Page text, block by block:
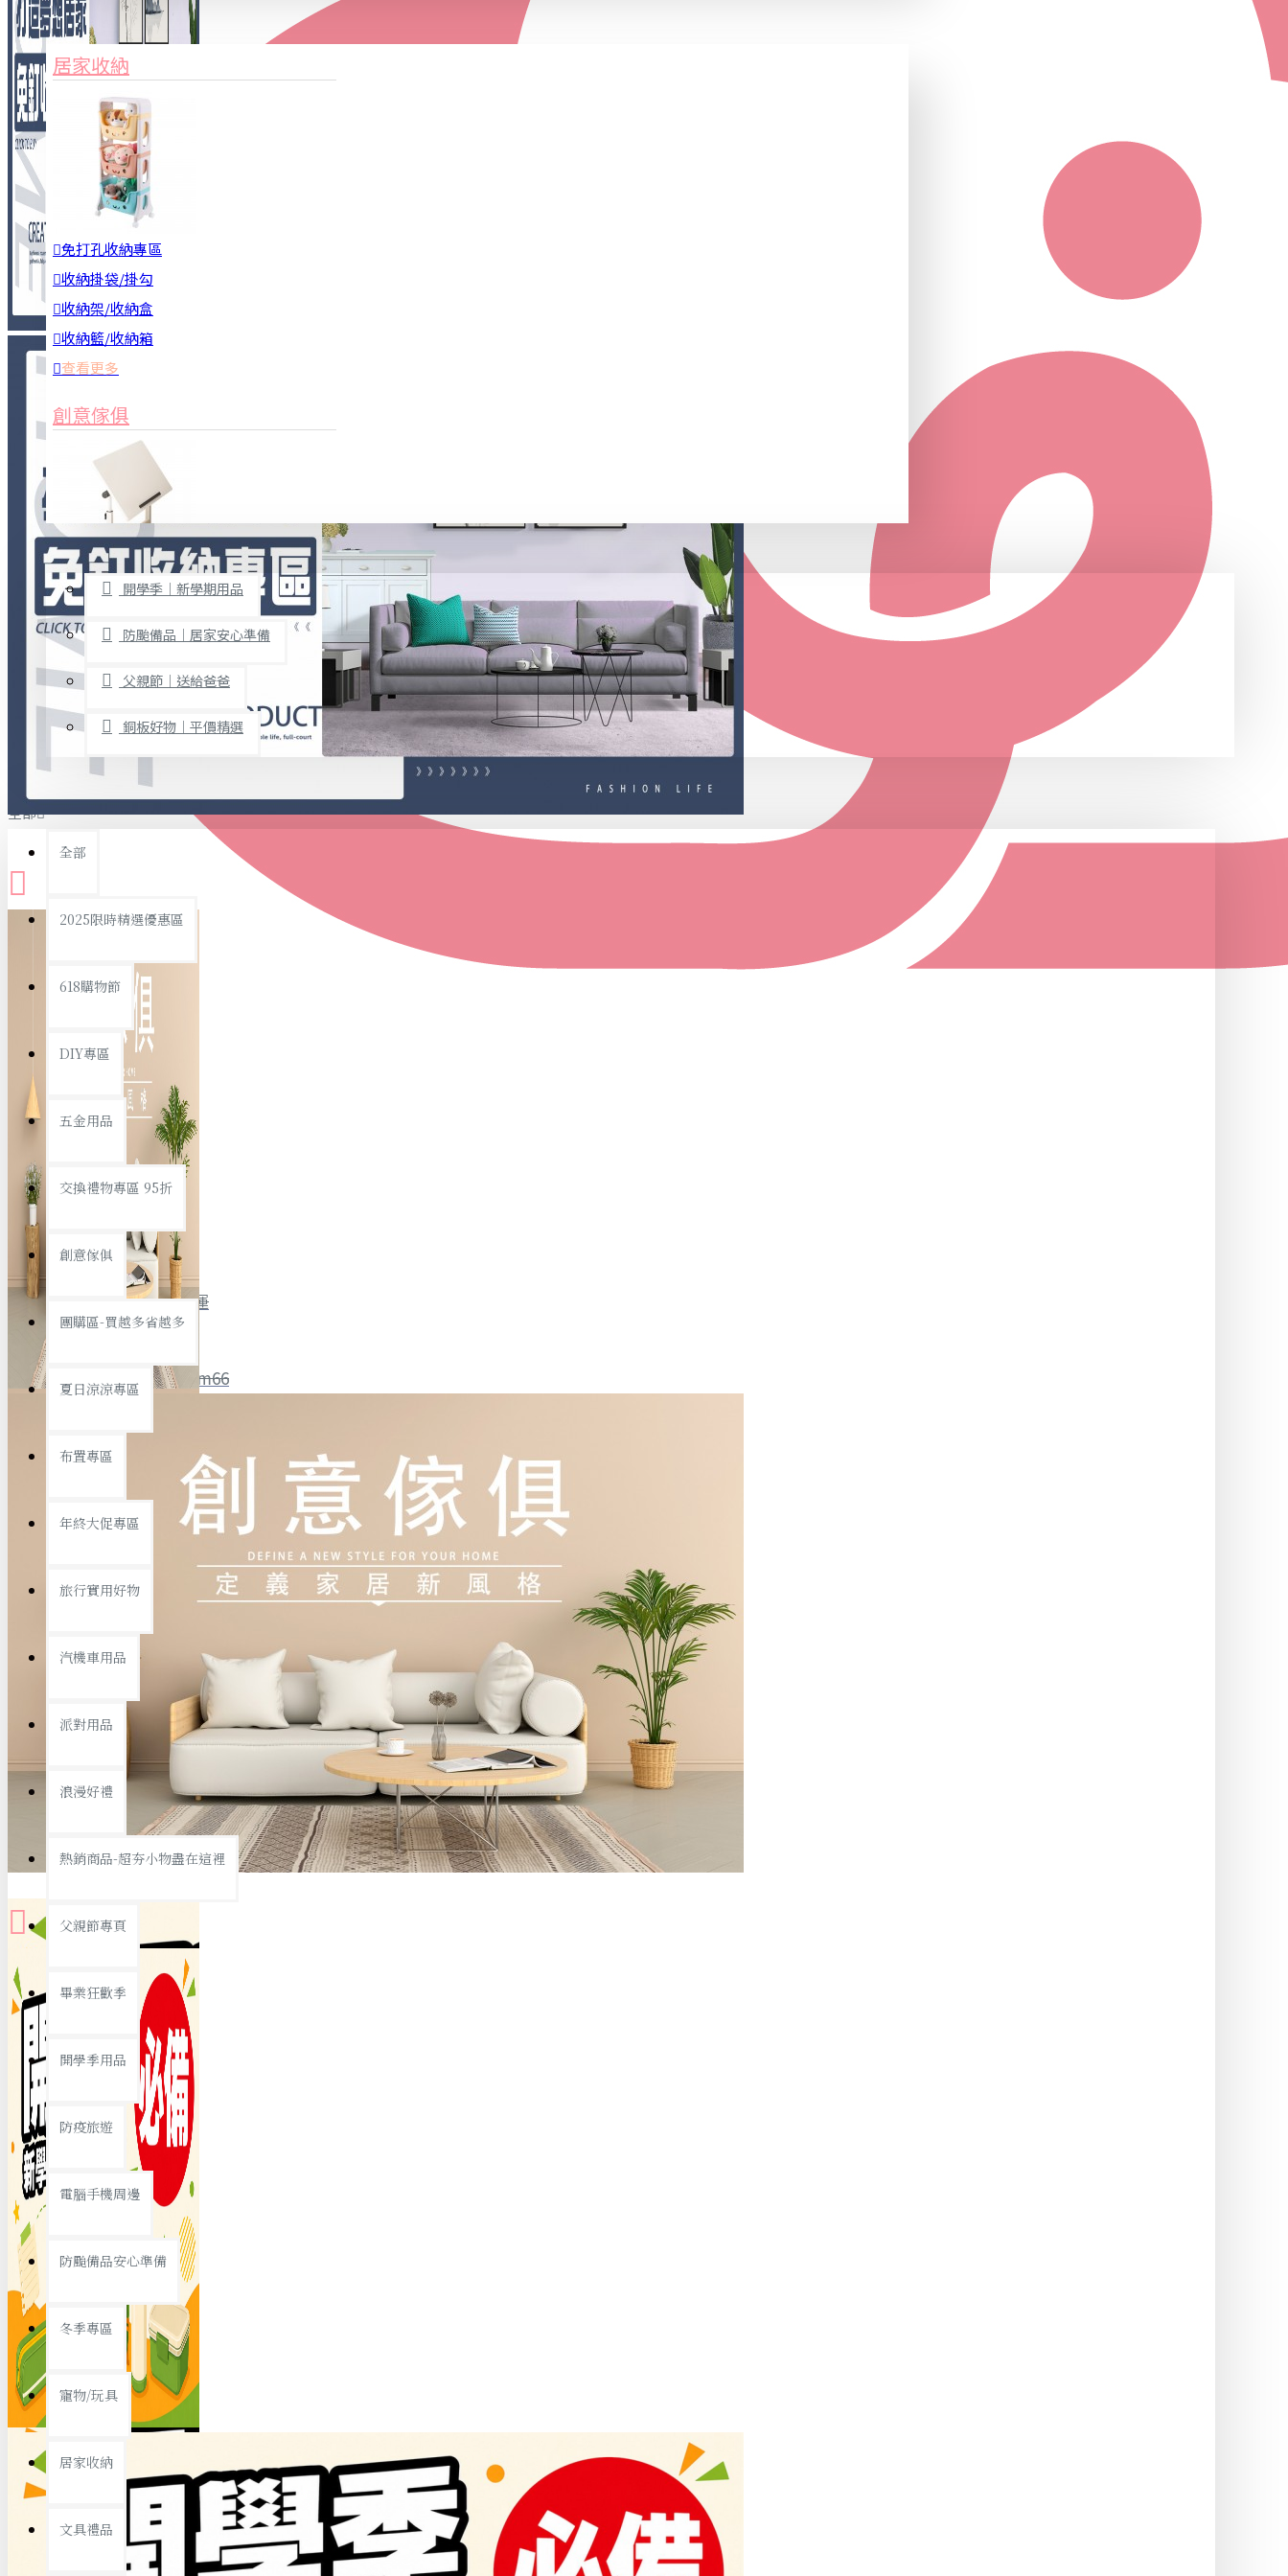
全館限時滿799免運
聯絡我們 ID : @ym66
優惠活動 最新活動
3C周邊
居家安全
居家清潔
查看更多
餐飲廚具
廚房收納
烘焙用具
隨身餐具
查看更多
文具禮品
事務用品
文具收納
書寫用品
衛浴用品
個人衛浴用品
浴室置物/收納
旅行收納
汽機車用品
查看更多
置物架/收納櫃
銅板精選
19元專區
39元專區
節慶熱賣
春節/新年
家俱&收納
居家收納
免打孔收納專區
收納掛袋/掛勾
收納架/收納盒
收納籃/收納箱
查看更多
創意傢俱
桌子/椅子
置物架/收納櫃
其他
免打孔收納專區
限時促銷
開學季｜新學期用品
防颱備品｜居家安心準備
父親節｜送給爸爸
銅板好物｜平價精選
全部
全部
2025限時精選優惠區
618購物節
DIY專區
五金用品
交換禮物專區 95折
創意傢俱
團購區-買越多省越多
夏日涼涼專區
布置專區
年終大促專區
旅行實用好物
汽機車用品
派對用品
浪漫好禮
熱銷商品-超夯小物盡在這裡
父親節專頁
畢業狂歡季
開學季用品
防疫旅遊
電腦手機周邊
防颱備品安心準備
冬季專區
寵物/玩具
居家收納
文具禮品